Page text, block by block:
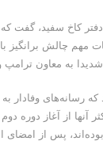
مهم چالش برانگیز
به معاون ترامپ
رسانه‌های وفادار به
آنها از آغاز دوره
پس از امضای